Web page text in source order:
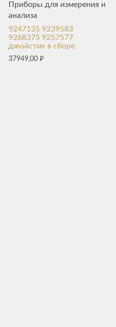
Приборы для измерения и
анализа
9247135 9239583
9268375 9257577
джойстик в сборе
37949,00₽